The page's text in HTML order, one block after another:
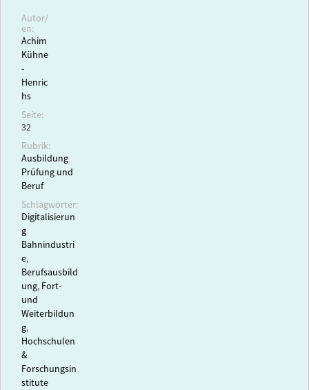
Autor/
en:
Achim
Kühne
-
Henric
hs
Seite:
32
Rubrik:
Ausbildung
Prüfung und
Beruf
Schlagwörter:
Digitalisierun
g
Bahnindustri
e,
Berufsausbild
ung, Fort-
und
Weiterbildun
g,
Hochschulen
&
Forschungsin
stitute